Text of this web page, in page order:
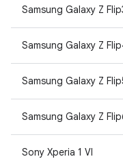
Samsung Galaxy Z
Samsung Galaxy Z
Samsung Galaxy Z
Samsung Galaxy Z
Sony Xperia 1 VI